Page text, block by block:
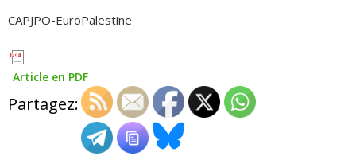
CAPJPO-EuroPalestine
Article en PDF
Partagez: